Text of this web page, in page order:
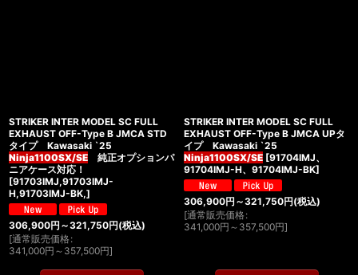
STRIKER INTER MODEL SC FULL
EXHAUST OFF-Type B JMCA STD
タイプ Kawasaki `25
Ninja1100SX/SE 純正オプションパ
ニアケース対応！
[91703IMJ,91703IMJ-
H,91703IMJ-BK,]
306,900円 ～321,750円(税込)
[通常販売価格 :
341,000円 ～357,500円]
STRIKER INTER MODEL SC FULL
EXHAUST OFF-Type B JMCA UPタ
イプ Kawasaki `25
Ninja1100SX/SE [91704IMJ、
91704IMJ-H、91704IMJ-BK]
306,900円 ～321,750円(税込)
[通常販売価格 :
341,000円 ～357,500円]